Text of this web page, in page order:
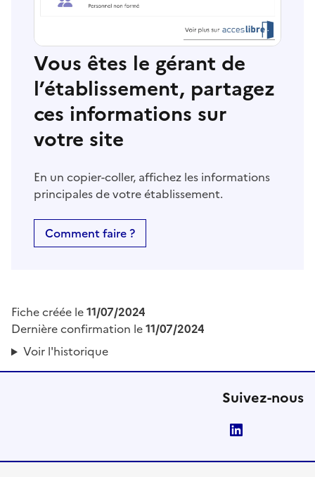
Vous êtes le gérant de
l’établissement, partagez
ces informations sur
votre site
En un copier-coller, affichez les informations
principales de votre établissement.
Comment faire ?
Fiche créée le11/07/2024
Dernière confirmation le11/07/2024
Voir l'historique
Suivez-nous